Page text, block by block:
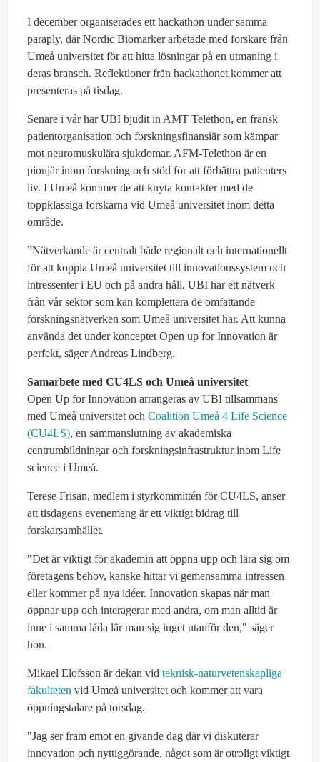
I december organiserades ett hackathon under samma
paraply, där Nordic Biomarker arbetade med forskare från
Umeå universitet för att hitta lösningar på en utmaning i
deras bransch. Reflektioner från hackathonet kommer att
presenteras på tisdag.
Senare i vår har UBI bjudit in AMT Telethon, en fransk
patientorganisation och forskningsfinansiär som kämpar
mot neuromuskulära sjukdomar. AFM-Telethon är en
pionjär inom forskning och stöd för att förbättra patienters
liv. I Umeå kommer de att knyta kontakter med de
toppklassiga forskarna vid Umeå universitet inom detta
område.
”Nätverkande är centralt både regionalt och internationellt
för att koppla Umeå universitet till innovationssystem och
intressenter i EU och på andra håll. UBI har ett nätverk
från vår sektor som kan komplettera de omfattande
forskningsnätverken som Umeå universitet har. Att kunna
använda det under konceptet Open up for Innovation är
perfekt, säger Andreas Lindberg.
Samarbete med CU4LS och Umeå universitet
Open Up for Innovation arrangeras av UBI tillsammans
med Umeå universitet och Coalition Umeå 4 Life Science
(CU4LS), en sammanslutning av akademiska
centrumbildningar och forskningsinfrastruktur inom Life
science i Umeå.
Terese Frisan, medlem i styrkommittén för CU4LS, anser
att tisdagens evenemang är ett viktigt bidrag till
forskarsamhället.
"Det är viktigt för akademin att öppna upp och lära sig om
företagens behov, kanske hittar vi gemensamma intressen
eller kommer på nya idéer. Innovation skapas när man
öppnar upp och interagerar med andra, om man alltid är
inne i samma låda lär man sig inget utanför den," säger
hon.
Mikael Elofsson är dekan vid teknisk-naturvetenskapliga
fakulteten vid Umeå universitet och kommer att vara
öppningstalare på torsdag.
"Jag ser fram emot en givande dag där vi diskuterar
innovation och nyttiggörande, något som är otroligt viktigt